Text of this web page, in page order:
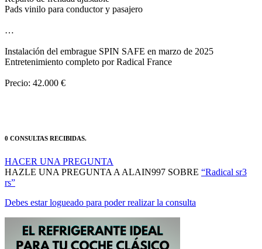
…
Instalación del embrague SPIN SAFE en marzo de 2025
Entretenimiento completo por Radical France
Precio: 42.000 €
HAZLE UNA PREGUNTA A ALAIN997 SOBRE
rs”
Debes estar logueado para poder realizar la consulta